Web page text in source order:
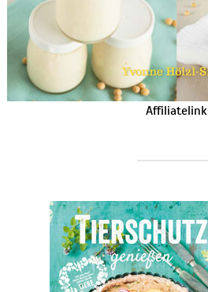
Affiliatelink